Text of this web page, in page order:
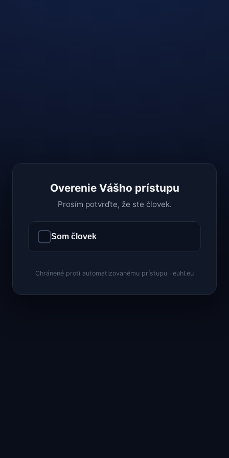
Overenie Vášho prístupu
Prosím potvrďte, že ste človek.
Som človek
Chránené proti automatizovanému prístupu · euhl.eu